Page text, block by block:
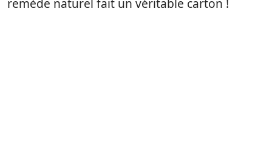
remède naturel fait un véritable carton !